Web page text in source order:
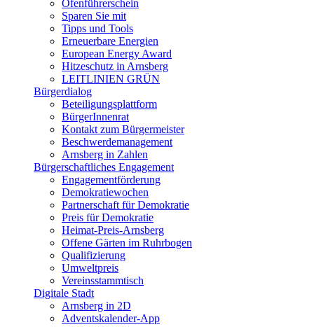
Ofenführerschein
Sparen Sie mit
Tipps und Tools
Erneuerbare Energien
European Energy Award
Hitzeschutz in Arnsberg
LEITLINIEN GRÜN
Bürgerdialog
Beteiligungsplattform
BürgerInnenrat
Kontakt zum Bürgermeister
Beschwerdemanagement
Arnsberg in Zahlen
Bürgerschaftliches Engagement
Engagementförderung
Demokratiewochen
Partnerschaft für Demokratie
Preis für Demokratie
Heimat-Preis-Arnsberg
Offene Gärten im Ruhrbogen
Qualifizierung
Umweltpreis
Vereinsstammtisch
Digitale Stadt
Arnsberg in 2D
Adventskalender-App